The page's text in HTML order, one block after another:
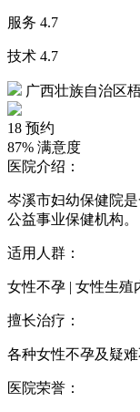
服务 4.7
技术 4.7
广西壮族自治区
18 预约
87% 满意度
医院介绍：
岑溪市妇幼保健院
公益事业保健机构。
适用人群：
女性不孕 | 女性生殖
擅长治疗：
各种女性不孕及疑
医院荣誉：